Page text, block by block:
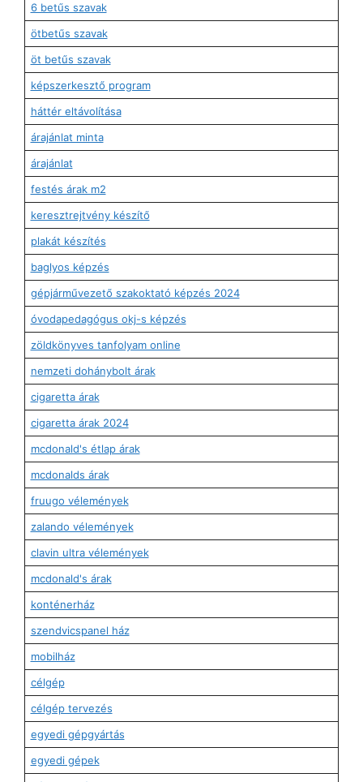
6 betűs szavak
ötbetűs szavak
öt betűs szavak
képszerkesztő program
háttér eltávolítása
árajánlat minta
árajánlat
festés árak m2
keresztrejtvény készítő
plakát készítés
baglyos képzés
gépjárművezető szakoktató képzés 2024
óvodapedagógus okj-s képzés
zöldkönyves tanfolyam online
nemzeti dohánybolt árak
cigaretta árak
cigaretta árak 2024
mcdonald's étlap árak
mcdonalds árak
fruugo vélemények
zalando vélemények
clavin ultra vélemények
mcdonald's árak
konténerház
szendvicspanel ház
mobilház
célgép
célgép tervezés
egyedi gépgyártás
egyedi gépek